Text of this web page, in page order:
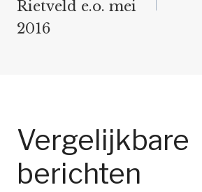
Rietveld e.o. mei
2016
Vergelijkbare
berichten